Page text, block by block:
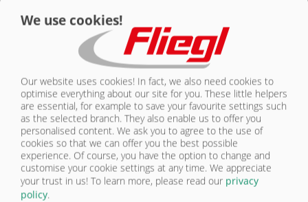
КОНТАКТЫ
ШИНЫ | TTW 140
Комплектация: шины
Серийная
комплектация
Опция
Шины 385/55-R22,5 NEW /
грузоподъемность на колесо 4500 кг при 80
км / ч
X
We use cookies!
Our website uses cookies! In fact, we also need cookies to
optimise everything about our site for you. These little helpers
are essential, for example to save your favourite settings such
as the selected branch. They also enable us to offer you
personalised content. We ask you to agree to the use of
cookies so that we can offer you the best possible
experience. Of course, you have the option to change and
customise your cookie settings at any time. We appreciate
your trust in us! To learn more, please read our privacy
policy.